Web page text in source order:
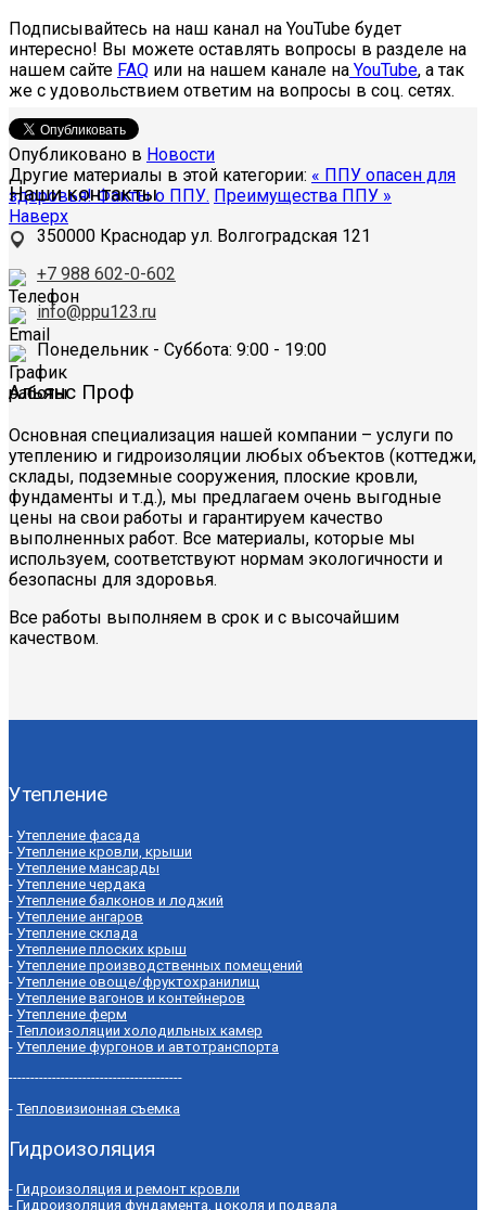
Подписывайтесь на наш канал на YouTube будет
интересно! Вы можете оставлять вопросы в разделе на
нашем сайте FAQ или на нашем канале на YouTube, а так
же с удовольствием ответим на вопросы в соц. сетях.
Опубликовано в Новости
Другие материалы в этой категории: « ППУ опасен для
здоровья! Факты о ППУ. Преимущества ППУ »
Наверх
Наши контакты
350000 Краснодар ул. Волгоградская 121
+7 988 602-0-602
info@ppu123.ru
Понедельник - Суббота: 9:00 - 19:00
Альянс Проф
Основная специализация нашей компании – услуги по
утеплению и гидроизоляции любых объектов (коттеджи,
склады, подземные сооружения, плоские кровли,
фундаменты и т.д.), мы предлагаем очень выгодные
цены на свои работы и гарантируем качество
выполненных работ. Все материалы, которые мы
используем, соответствуют нормам экологичности и
безопасны для здоровья.
Все работы выполняем в срок и с высочайшим
качеством.
Утепление
- Утепление фасада
- Утепление кровли, крыши
- Утепление мансарды
- Утепление чердака
- Утепление балконов и лоджий
- Утепление ангаров
- Утепление склада
- Утепление плоских крыш
- Утепление производственных помещений
- Утепление овоще/фруктохранилищ
- Утепление вагонов и контейнеров
- Утепление ферм
- Теплоизоляции холодильных камер
- Утепление фургонов и автотранспорта
----------------------------------------
- Тепловизионная съемка
Гидроизоляция
- Гидроизоляция и ремонт кровли
- Гидроизоляция фундамента, цоколя и подвала